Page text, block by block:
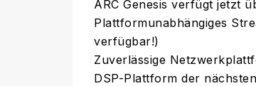
ARC Genesis verfügt jetzt
Plattformunabhängiges
verfügbar!)
Zuverlässige
DSP-Plattform der